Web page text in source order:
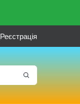
Реєстрація